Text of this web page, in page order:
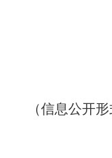
（信息公开形